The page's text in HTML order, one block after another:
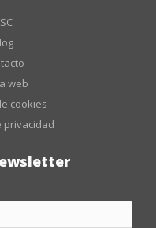
web
cookies
privacidad